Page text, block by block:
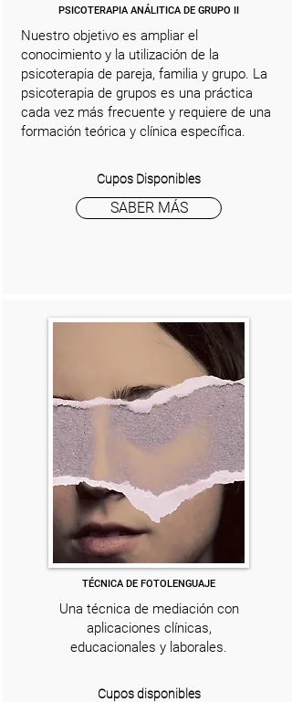
PSICOTERAPIA ANÁLITICA DE GRUPO II
Nuestro objetivo es ampliar el
conocimiento y la utilización de la
psicoterapia de pareja, familia y grupo. La
psicoterapia de grupos es una práctica
cada vez más frecuente y requiere de una
formación teórica y clínica específica.
Cupos Disponibles
SABER MÁS
TÉCNICA DE FOTOLENGUAJE
Una técnica de mediación con
aplicaciones clínicas,
educacionales y laborales.
Cupos disponibles